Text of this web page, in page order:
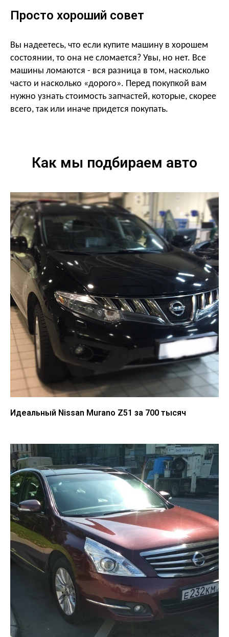
Просто хороший совет
Вы надеетесь, что если купите машину в хорошем
состоянии, то она не сломается? Увы, но нет. Все
машины ломаются - вся разница в том, насколько
часто и насколько «дорого». Перед покупкой вам
нужно узнать стоимость запчастей, которые, скорее
всего, так или иначе придется покупать.
Как мы подбираем авто
Идеальный Nissan Murano Z51 за 700 тысяч